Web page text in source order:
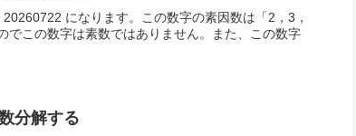
になります。この数字の素因数は「2，3，
でこの数字は素数ではありません。また、この数字
分解する